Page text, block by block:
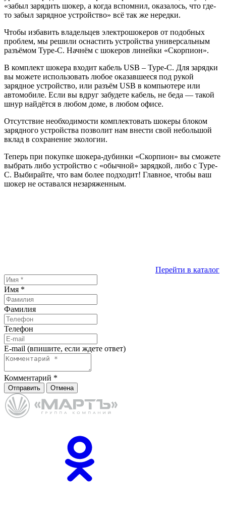
«забыл зарядить шокер, а когда вспомнил, оказалось, что где-
то забыл зарядное устройство» всё так же нередки.
Чтобы избавить владельцев электрошокеров от подобных
проблем, мы решили оснастить устройства универсальным
разъёмом Type-C. Начнём с шокеров линейки «Скорпион».
В комплект шокера входит кабель USB – Type-C. Для зарядки
вы можете использовать любое оказавшееся под рукой
зарядное устройство, или разъём USB в компьютере или
автомобиле. Если вы вдруг забудете кабель, не беда — такой
шнур найдётся в любом доме, в любом офисе.
Отсутствие необходимости комплектовать шокеры блоком
зарядного устройства позволит нам внести свой небольшой
вклад в сохранение экологии.
Теперь при покупке шокера-дубинки «Скорпион» вы сможете
выбрать либо устройство с «обычной» зарядкой, либо с Type-
C. Выбирайте, что вам более подходит! Главное, чтобы ваш
шокер не оставался незаряженным.
Перейти в каталог
Имя *
Фамилия
Телефон
E-mail (впишите, если ждете ответ)
Комментарий *
Отправить Отмена